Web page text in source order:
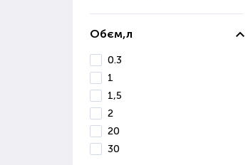
Обєм,л
0.3
1
1,5
2
20
30